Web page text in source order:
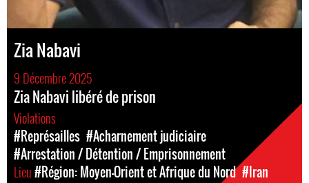
Zia Nabavi
9 Décembre 2025
Zia Nabavi libéré de prison
Violations
#Représailles #Acharnement judiciaire
#Arrestation / Détention / Emprisonnement
Lieu#Région: Moyen-Orient et Afrique du Nord #Iran